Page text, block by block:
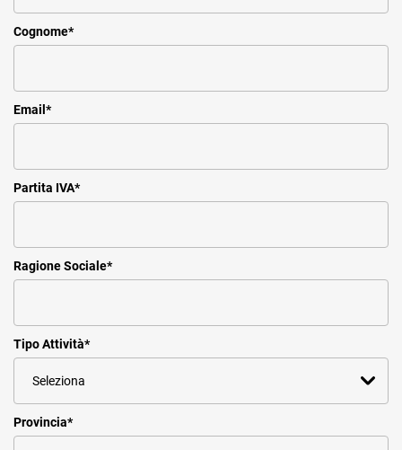
Cognome*
Email *
Partita IVA*
Ragione Sociale*
Tipo Attività*
Provincia*